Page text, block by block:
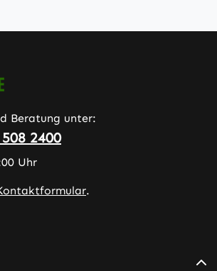
Beratung unter:
2400
Uhr
.
– öffnet in neuem Tab
vorbei – öffnet in neuem Tab
auf Pinterest inspirieren – öffnet in
uns auf X – öffnet in neuem Tab